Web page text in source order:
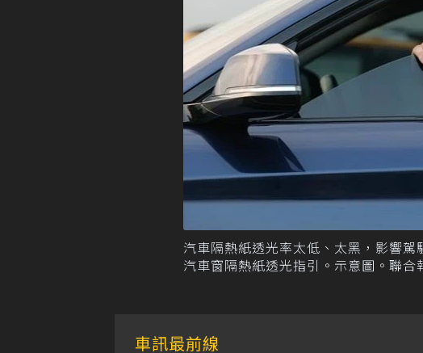
汽車隔熱紙透光率太低、太黑，影響
汽車窗隔熱紙透光指引。示意圖。聯合
車訊最前線